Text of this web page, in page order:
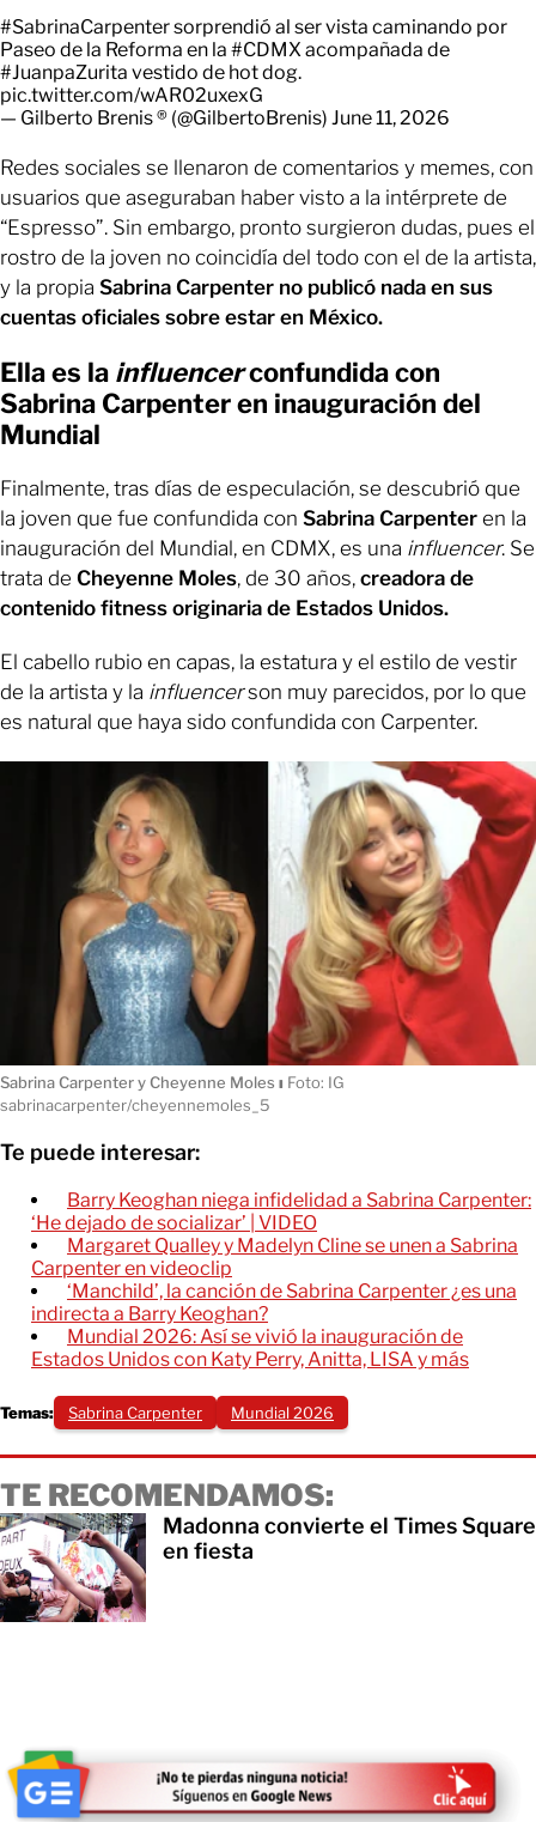
#SabrinaCarpentersorprendió al ser vista caminando por
Paseo de la Reforma en la #CDMX acompañada de
#JuanpaZurita vestido de hot dog.
pic.twitter.com/wAR02uxexG
— Gilberto Brenis ® (@GilbertoBrenis) June 11, 2026
Redes sociales se llenaron de comentarios y memes, con
usuarios que aseguraban haber visto a la intérprete de
“Espresso”. Sin embargo, pronto surgieron dudas, pues el
rostro de la joven no coincidía del todo con el de la artista,
y la propia Sabrina Carpenter no publicó nada en sus
cuentas oficiales sobre estar en México.
Ella es la influencerconfundida con
Sabrina Carpenter en inauguración del
Mundial
Finalmente, tras días de especulación, se descubrió que
la joven que fue confundida con Sabrina Carpenter en la
inauguración del Mundial, en CDMX, es una influencer. Se
trata de Cheyenne Moles, de 30 años, creadora de
contenido fitness originaria de Estados Unidos.
El cabello rubio en capas, la estatura y el estilo de vestir
de la artista y la influencerson muy parecidos, por lo que
es natural que haya sido confundida con Carpenter.
Sabrina Carpenter y Cheyenne Moles ı Foto: IG
sabrinacarpenter/cheyennemoles_5
Te puede interesar:
Barry Keoghan niega infidelidad a Sabrina Carpenter:
‘He dejado de socializar’ | VIDEO
Margaret Qualley y Madelyn Cline se unen a Sabrina
Carpenter en videoclip
‘Manchild’, la canción de Sabrina Carpenter ¿es una
indirecta a Barry Keoghan?
Mundial 2026: Así se vivió la inauguración de
Estados Unidos con Katy Perry, Anitta, LISA y más
Temas: Sabrina Carpenter Mundial 2026
TE RECOMENDAMOS:
Madonna convierte el Times Square
en fiesta